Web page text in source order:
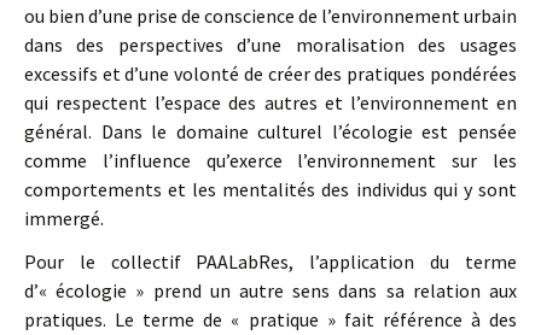
ou bien d’une prise de conscience de l’environnement urbain
dans des perspectives d’une moralisation des usages
excessifs et d’une volonté de créer des pratiques pondérées
qui respectent l’espace des autres et l’environnement en
général. Dans le domaine culturel l’écologie est pensée
comme l’influence qu’exerce l’environnement sur les
comportements et les mentalités des individus qui y sont
immergé.
Pour le collectif PAALabRes, l’application du terme
d’« écologie » prend un autre sens dans sa relation aux
pratiques. Le terme de « pratique » fait référence à des